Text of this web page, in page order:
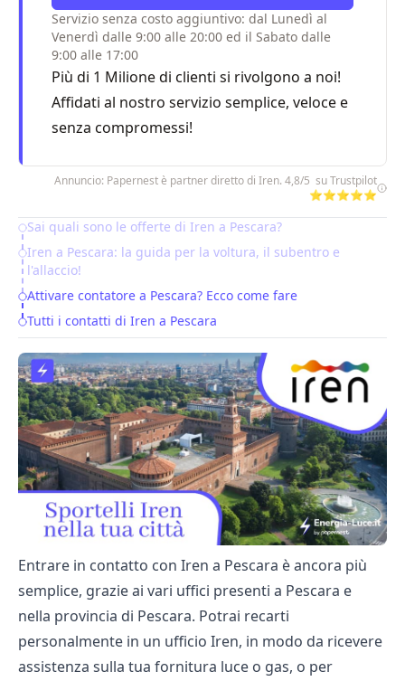
Servizio senza costo aggiuntivo: dal Lunedì al
Venerdì dalle 9:00 alle 20:00 ed il Sabato dalle
9:00 alle 17:00
Più di 1 Milione di clienti si rivolgono a noi!
Affidati al nostro servizio semplice, veloce e
senza compromessi!
Annuncio: Papernest è partner diretto di Iren. 4,8/5 su Trustpilot
⭐⭐⭐⭐⭐
Table of Contents
Sai quali sono le offerte di Iren a Pescara?
Iren a Pescara: la guida per la voltura, il subentro e
l'allaccio!
Attivare contatore a Pescara? Ecco come fare
Tutti i contatti di Iren a Pescara
Entrare in contatto con Iren a Pescara è ancora più
semplice, grazie ai vari uffici presenti a Pescara e
nella provincia di Pescara. Potrai recarti
personalmente in un ufficio Iren, in modo da ricevere
assistenza sulla tua fornitura luce o gas, o per